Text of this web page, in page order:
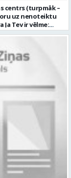
vakancei
datu
nov. Darba laika
vietu
CV ar norādi
vai iesniegt
centrs (turpmāk –
uz nenoteiktu
sistēmas
un ārpus tām
risinājumus
gaismošanas
gaismošanu;
uzbūvē un
lietojamo
lietošanas
spējas;
darbu; prasme
EUR pirms